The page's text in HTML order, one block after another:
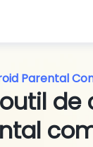
Parental
de